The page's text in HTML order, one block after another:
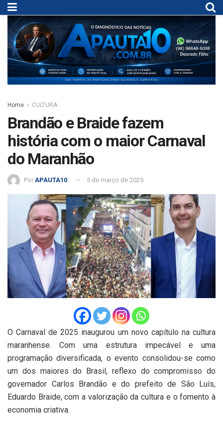
Home CULTURA
Brandão e Braide fazem
história com o maior Carnaval
do Maranhão
Por APAUTA10 5 de março de 2025
O Carnaval de 2025 inaugurou um novo capítulo na cultura
maranhense. Com uma estrutura impecável e uma
programação diversificada, o evento consolidou-se como
um dos maiores do Brasil, reflexo do compromisso do
governador Carlos Brandão e do prefeito de São Luís,
Eduardo Braide, com a valorização da cultura e o fomento à
economia criativa.